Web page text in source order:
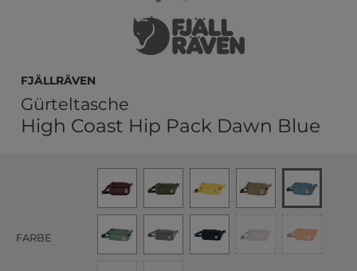
Fjällräven
Gürteltasche
High Coast Hip Pack Dawn Blue
FARBE